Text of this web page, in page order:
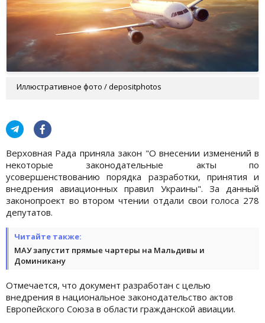
Иллюстративное фото / depositphotos
Верховная Рада приняла закон "О внесении изменений в
некоторые законодательные акты по
усовершенствованию порядка разработки, принятия и
внедрения авиационных правил Украины". За данный
законопроект во втором чтении отдали свои голоса 278
депутатов.
Читайте также:
МАУ запустит прямые чартеры на Мальдивы и
Доминикану
Отмечается, что документ разработан с целью
внедрения в национальное законодательство актов
Европейского Союза в области гражданской авиации.